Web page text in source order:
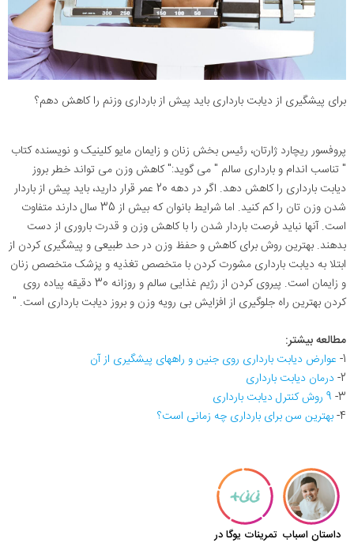
برای پیشگیری از دیابت بارداری باید پیش از بارداری وزنم را کاهش دهم؟
پروفسور ریچارد ژارتان، رئیس بخش زنان و زایمان مایو کلینیک و نویسنده کتاب
" تناسب اندام و بارداری سالم " می گوید:" کاهش وزن می تواند خطر بروز
دیابت بارداری را کاهش دهد. اگر در دهه 20 عمر قرار دارید، باید پیش از باردار
شدن وزن تان را کم کنید. اما شرایط بانوان که بیش از 35 سال دارند متفاوت
است. آنها نباید فرصت باردار شدن را با کاهش وزن و قدرت باروری از دست
بدهند. بهترین روش برای کاهش و حفظ وزن در حد طبیعی و پیشگیری کردن از
ابتلا به دیابت بارداری مشورت کردن با متخصص تغذیه و پزشک متخصص زنان
و زایمان است. پیروی کردن از رژیم غذایی سالم و روزانه 30 دقیقه پیاده روی
کردن بهترین راه جلوگیری از افزایش بی رویه وزن و بروز دیابت بارداری است. "
مطالعه بیشتر:
1- عوارض دیابت بارداری روی جنین و راههای پیشگیری از آن
2- درمان دیابت بارداری
3- 9 روش کنترل دیابت بارداری
4- بهترین سن برای بارداری چه زمانی است؟